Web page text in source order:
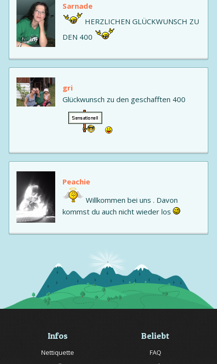
Sarnade
HERZLICHEN GLÜCKWUNSCH ZU
DEN 400
gri
Glückwunsch zu den geschafften 400
Peachie
Willkommen bei uns . Davon
kommst du auch nicht wieder los
Infos
Nettiquette
Beliebt
FAQ